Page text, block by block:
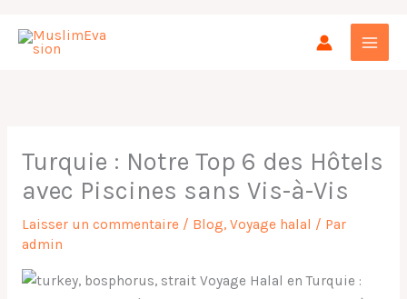
Aller
Turquie : Notre Top 6 des Hôtels
avec Piscines sans Vis-à-Vis
Laisser un commentaire / Blog, Voyage halal / Par
admin